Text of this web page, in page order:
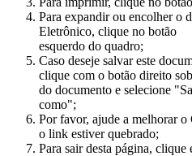
Para expandir ou encolher o
Eletrônico, clique no botão
esquerdo do quadro;
Caso deseje salvar este
clique com o botão direito
do documento e selecione
como";
Por favor, ajude a melhorar
o link estiver quebrado;
Para sair desta página,